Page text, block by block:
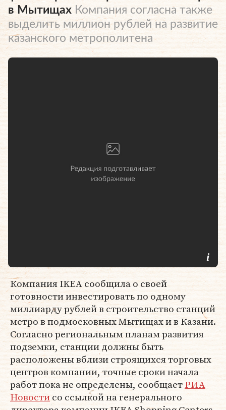
в Мытищах Компания согласна также
выделить миллион рублей на развитие
казанского метрополитена
Компания IKEA сообщила о своей
готовности инвестировать по одному
миллиарду рублей в строительство станций
метро в подмосковных Мытищах и в Казани.
Согласно региональным планам развития
подземки, станции должны быть
расположены вблизи строящихся торговых
центров компании, точные сроки начала
работ пока не определены, сообщаетРИА
Новостисо ссылкой на генерального